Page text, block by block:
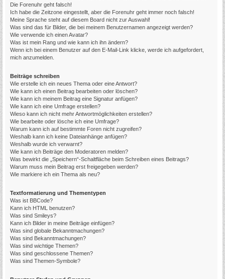
Die Forenuhr geht falsch!
Ich habe die Zeitzone eingestellt, aber die Forenuhr geht immer noch falsch!
Meine Sprache steht auf diesem Board nicht zur Auswahl!
Was sind das für Bilder, die bei meinem Benutzernamen angezeigt werden?
Wie verwende ich einen Avatar?
Was ist mein Rang und wie kann ich ihn ändern?
Wenn ich bei einem Benutzer auf den E-Mail-Link klicke, werde ich aufgefordert,
mich anzumelden.
Beiträge schreiben
Wie erstelle ich ein neues Thema oder eine Antwort?
Wie kann ich einen Beitrag bearbeiten oder löschen?
Wie kann ich meinem Beitrag eine Signatur anfügen?
Wie kann ich eine Umfrage erstellen?
Wieso kann ich nicht mehr Antwortmöglichkeiten erstellen?
Wie bearbeite oder lösche ich eine Umfrage?
Warum kann ich auf bestimmte Foren nicht zugreifen?
Weshalb kann ich keine Dateianhänge anfügen?
Weshalb wurde ich verwarnt?
Wie kann ich Beiträge den Moderatoren melden?
Was bewirkt die „Speichern“-Schaltfläche beim Schreiben eines Beitrags?
Warum muss mein Beitrag erst freigegeben werden?
Wie markiere ich ein Thema als neu?
Textformatierung und Thementypen
Was ist BBCode?
Kann ich HTML benutzen?
Was sind Smileys?
Kann ich Bilder in meine Beiträge einfügen?
Was sind globale Bekanntmachungen?
Was sind Bekanntmachungen?
Was sind wichtige Themen?
Was sind geschlossene Themen?
Was sind Themen-Symbole?